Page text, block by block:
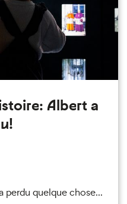
Albert a
perdu quelque chose...